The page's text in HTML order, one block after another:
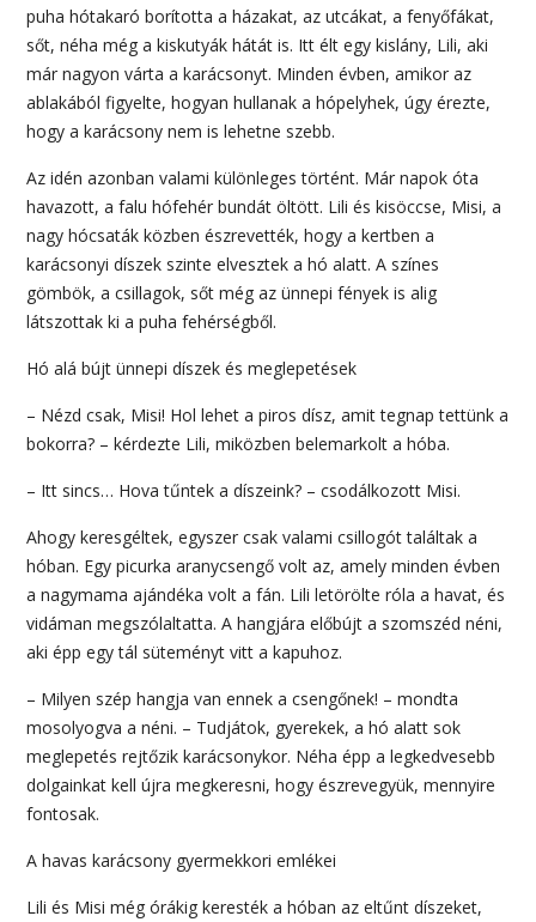
puha hótakaró borította a házakat, az utcákat, a fenyőfákat,
sőt, néha még a kiskutyák hátát is. Itt élt egy kislány, Lili, aki
már nagyon várta a karácsonyt. Minden évben, amikor az
ablakából figyelte, hogyan hullanak a hópelyhek, úgy érezte,
hogy a karácsony nem is lehetne szebb.
Az idén azonban valami különleges történt. Már napok óta
havazott, a falu hófehér bundát öltött. Lili és kisöccse, Misi, a
nagy hócsaták közben észrevették, hogy a kertben a
karácsonyi díszek szinte elvesztek a hó alatt. A színes
gömbök, a csillagok, sőt még az ünnepi fények is alig
látszottak ki a puha fehérségből.
Hó alá bújt ünnepi díszek és meglepetések
– Nézd csak, Misi! Hol lehet a piros dísz, amit tegnap tettünk a
bokorra? – kérdezte Lili, miközben belemarkolt a hóba.
– Itt sincs… Hova tűntek a díszeink? – csodálkozott Misi.
Ahogy keresgéltek, egyszer csak valami csillogót találtak a
hóban. Egy picurka aranycsengő volt az, amely minden évben
a nagymama ajándéka volt a fán. Lili letörölte róla a havat, és
vidáman megszólaltatta. A hangjára előbújt a szomszéd néni,
aki épp egy tál süteményt vitt a kapuhoz.
– Milyen szép hangja van ennek a csengőnek! – mondta
mosolyogva a néni. – Tudjátok, gyerekek, a hó alatt sok
meglepetés rejtőzik karácsonykor. Néha épp a legkedvesebb
dolgainkat kell újra megkeresni, hogy észrevegyük, mennyire
fontosak.
A havas karácsony gyermekkori emlékei
Lili és Misi még órákig keresték a hóban az eltűnt díszeket,